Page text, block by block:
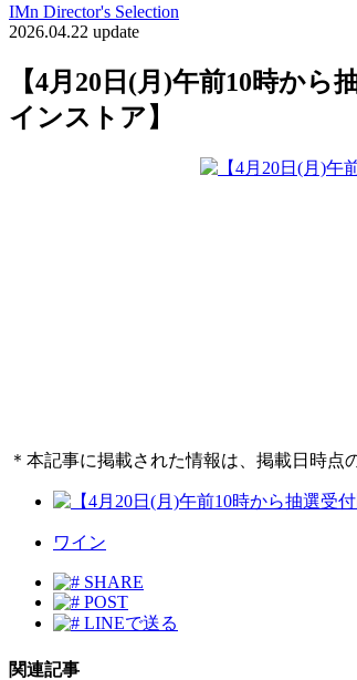
IMn Director's Selection
2026.04.22 update
【4月20日(月)午前10時か
インストア】
＊本記事に掲載された情報は、掲載日時点
ワイン
SHARE
POST
LINEで送る
関連記事